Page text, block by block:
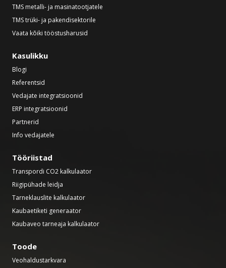
TMS metalli- ja masinatootjatele
TMS trüki- ja pakendisektorile
Vaata kõiki tööstusharusid
Kasulikku
Blogi
Referentsid
Vedajate integratsioonid
ERP integratsioonid
Partnerid
Info vedajatele
Tööriistad
Transpordi CO2 kalkulaator
Riigipühade leidja
Tarneklauslite kalkulaator
Kaubaetiketi generaator
Kaubaveo tarneaja kalkulaator
Toode
Veohaldustarkvara